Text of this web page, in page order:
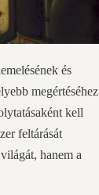
és
megértéséhez
kell
feltárását
hanem a